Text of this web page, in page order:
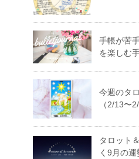
手帳が苦
を楽しむ
今週のタ
（2/13〜2/
タロット
く9月の